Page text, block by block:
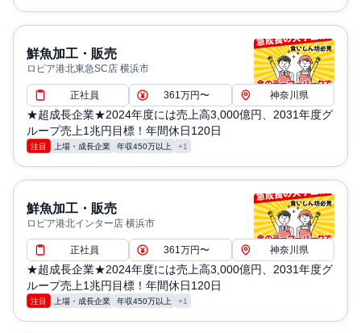
鮮魚加工・販売
ロピア港北東急SC店 横浜市
正社員 361万円〜 神奈川県
★超成長企業★2024年度には売上高3,000億円、2031年度グ
ループ売上1兆円目標！年間休日120日
注目 上場・成長企業 年収450万以上 +1
鮮魚加工・販売
ロピア港北インター店 横浜市
正社員 361万円〜 神奈川県
★超成長企業★2024年度には売上高3,000億円、2031年度グ
ループ売上1兆円目標！年間休日120日
注目 上場・成長企業 年収450万以上 +1